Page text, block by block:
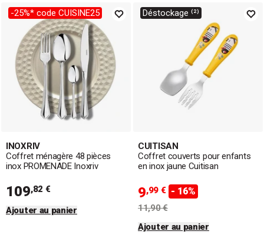
-25%* code CUISINE25
INOXRIV
Coffret ménagère 48 pièces
inox PROMENADE Inoxriv
109,82 €
Ajouter au panier
Déstockage ⁽²⁾
CUITISAN
Coffret couverts pour enfants
en inox jaune Cuitisan
9,99 € - 16%
11,90 €
Ajouter au panier